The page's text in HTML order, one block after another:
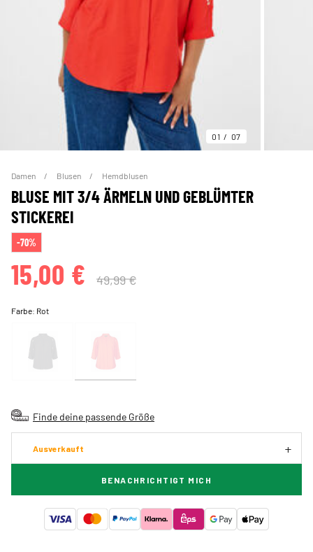
01 07
Damen Blusen Hemdblusen
BLUSE MIT 3/4 ÄRMELN UND GEBLÜMTER
STICKEREI
-70%
15,00 € 49,99 €
Farbe: Rot
Finde deine passende Größe
Ausverkauft
BENACHRICHTIGT MICH